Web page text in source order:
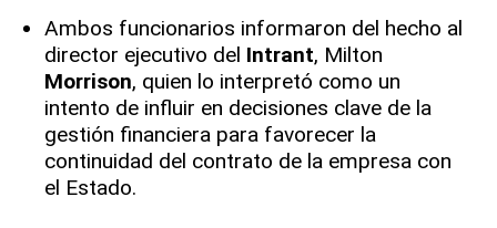
Ambos funcionarios informaron del hecho al
director ejecutivo del Intrant, Milton
Morrison, quien lo interpretó como un
intento de influir en decisiones clave de la
gestión financiera para favorecer la
continuidad del contrato de la empresa con
el Estado.